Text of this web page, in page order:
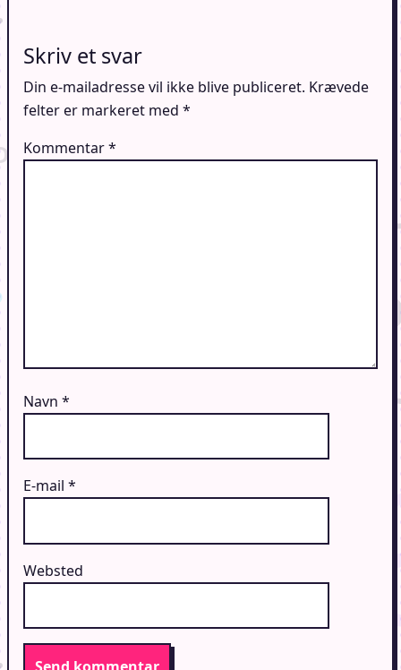
Skriv et svar
Din e-mailadresse vil ikke blive publiceret. Krævede
felter er markeret med *
Kommentar*
Navn *
E-mail *
Websted